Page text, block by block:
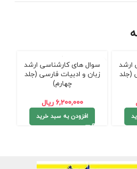
ارشد
(جلد
سوال های کارشناسی ارشد
زبان و ادبیات فارسی (جلد
چهارم)
6,200,000 ریال
افزودن به سبد خرید